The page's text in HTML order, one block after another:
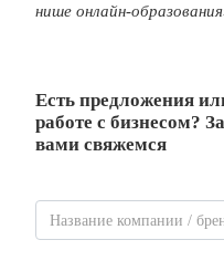
нише онлайн-
Есть предложения
работе с бизнесом?
вами свяжемся